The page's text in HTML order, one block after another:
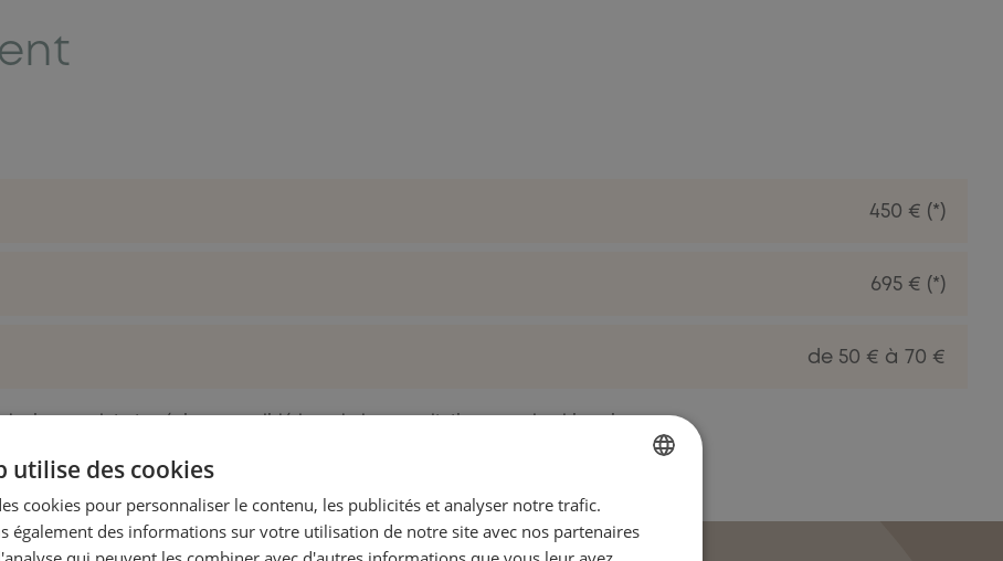
450 € (*)
695 € (*)
de 50 € à 70 €
complet et précis sera validé lors de la consultation avec le chirurgien.
ENGLISH
utilise des cookies
cookies pour personnaliser le contenu, les publicités et analyser notre trafic.
également des informations sur votre utilisation de notre site avec nos partenaires